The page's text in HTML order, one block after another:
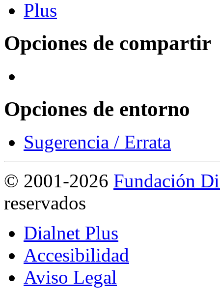
Opciones de compartir
Opciones de entorno
Sugerencia / Errata
© 2001-2026 Fundación
reservados
Dialnet Plus
Accesibilidad
Aviso Legal